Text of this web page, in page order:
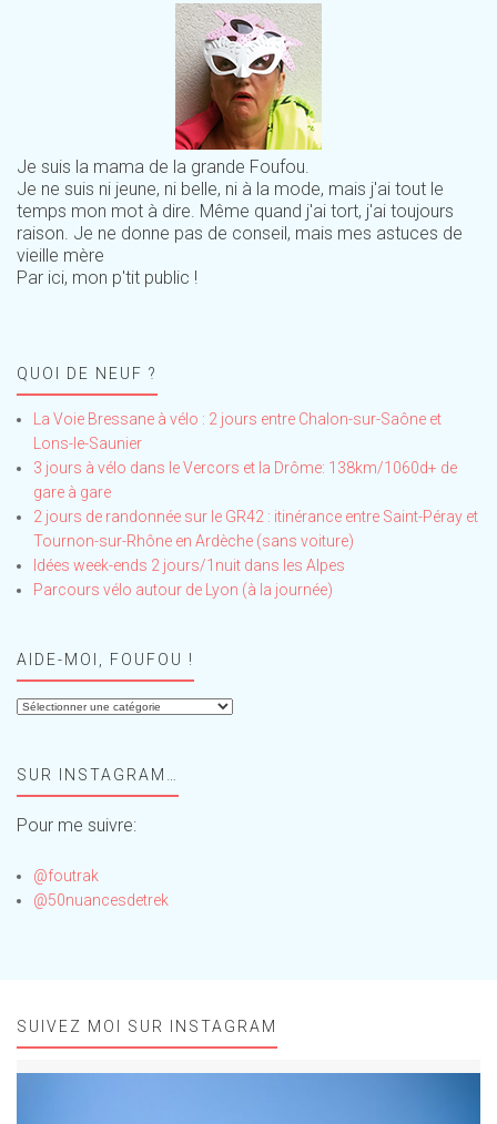
Je suis la mama de la grande Foufou.
Je ne suis ni jeune, ni belle, ni à la mode, mais j'ai tout le
temps mon mot à dire. Même quand j'ai tort, j'ai toujours
raison. Je ne donne pas de conseil, mais mes astuces de
vieille mère
Par ici, mon p'tit public !
QUOI DE NEUF ?
La Voie Bressane à vélo : 2 jours entre Chalon-sur-Saône et
Lons-le-Saunier
3 jours à vélo dans le Vercors et la Drôme: 138km/1060d+ de
gare à gare
2 jours de randonnée sur le GR42 : itinérance entre Saint-Péray et
Tournon-sur-Rhône en Ardèche (sans voiture)
Idées week-ends 2 jours/1nuit dans les Alpes
Parcours vélo autour de Lyon (à la journée)
AIDE-MOI, FOUFOU !
Aide-
!SUR INSTAGRAM…
Pour me suivre:
@foutrak
@50nuancesdetrek
SUIVEZ MOI SUR INSTAGRAM